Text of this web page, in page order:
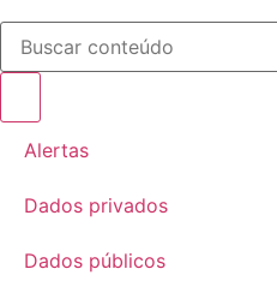
Alertas
Dados privados
Dados públicos